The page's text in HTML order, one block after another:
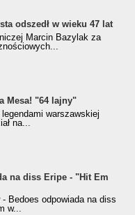
odszedł w wieku 47 lat
Marcin Bazylak za
Mesa! "64 lajny"
warszawskiej
na...
na diss Eripe - "Hit Em
Bedoes odpowiada na diss
w...